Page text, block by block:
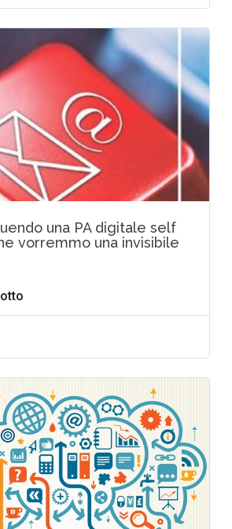
una PA digitale self
vorremmo una invisibile